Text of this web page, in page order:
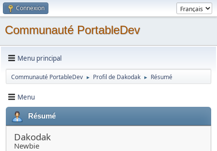
Connexion
Communauté PortableDev
Menu principal
Communauté PortableDev ► Profil de Dakodak ► Résumé
Menu
Résumé
Dakodak
Newbie